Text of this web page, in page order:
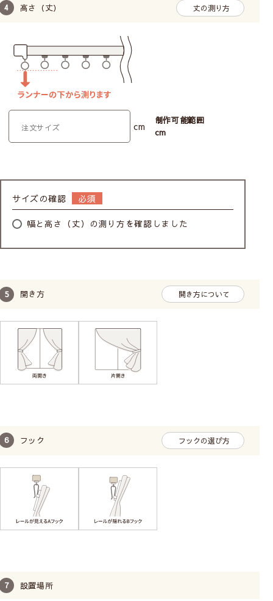
高さ（丈） 丈の測り方
cm
制作可能範囲
cm
サイズの確認
幅と高さ（丈）の測り方を確認しました
開き方 開き方について
フック フックの選び方
設置場所